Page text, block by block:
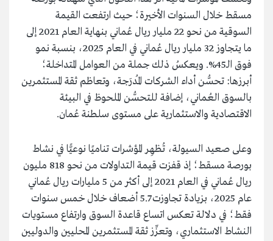
مسقط خلال السنوات الأخيرة؛ حيث ارتفعت القيمة
السوقية من نحو 22 مليار ريال عُماني بنهاية العام 2021 إلى
ما يتجاوز 32 مليار ريال عُماني في العام 2025، بنسبة نمو
فوق الـ45%. ويعكسُ ذلك جملة من العوامل المتداخلة؛
أبرزها: تحسُّن أداء الشركات المُدرَجة، وتعاظم ثقة المستثمرين
بالسوق العُماني، إضافة للتحسُّن الملحوظ في البيئة
الاقتصادية والاستثمارية على مستوى سلطنة عُمان.
وعلى صعيد السيولة، تُظهِر المؤشرات تناميًا نوعيًّا في نشاط
بورصة مسقط؛ إذ قفزت قيمة التداولات من نحو 818 مليون
ريال عُماني في العام 2021 إلى أكثر من 5 مليارات ريال عُماني
عام 2025، بزيادة تجاوزت 5.7 أضعاف خلال خمس سنوات
فقط؛ في دلالة تعكس اتساع قاعدة السوق وارتفاع مستويات
النشاط الاستثماري، وتعزِّز ثقة المستثمرين المحليين والدوليين